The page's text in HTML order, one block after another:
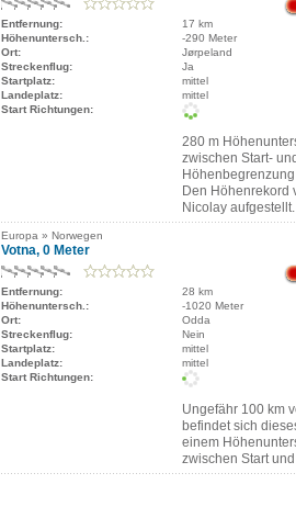
Entfernung:
17 km
Höhenuntersch.:
-290 Meter
Ort:
Jørpeland
Streckenflug:
Ja
Startplatz:
mittel
Landeplatz:
mittel
Start Richtungen:
280 m
zwischen Start-
Den Höhenrekord
Nicolay aufgestellt.
Europa » Norwegen
Votna, 0 Meter
Entfernung:
28 km
Höhenuntersch.:
-1020 Meter
Ort:
Odda
Streckenflug:
Nein
Startplatz:
mittel
Landeplatz:
mittel
Start Richtungen:
Ungefähr 100 km
befindet sich
einem
zwischen Start